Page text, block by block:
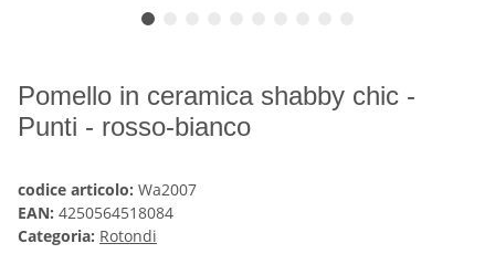
Pomello in ceramica shabby chic -
Punti - rosso-bianco
codice articolo: Wa2007
EAN: 4250564518084
Categoria: Rotondi